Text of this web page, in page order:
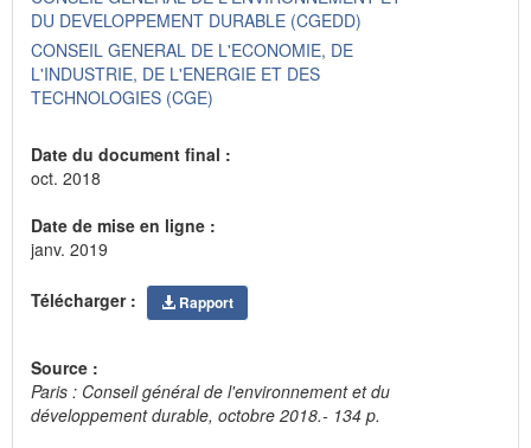
DU DEVELOPPEMENT DURABLE (CGEDD)
CONSEIL GENERAL DE L'ECONOMIE, DE
L'INDUSTRIE, DE L'ENERGIE ET DES
TECHNOLOGIES (CGE)
Date du document final :
oct. 2018
Date de mise en ligne :
janv. 2019
Télécharger : Rapport
Source :
Paris : Conseil général de l'environnement et du
développement durable, octobre 2018.- 134 p.